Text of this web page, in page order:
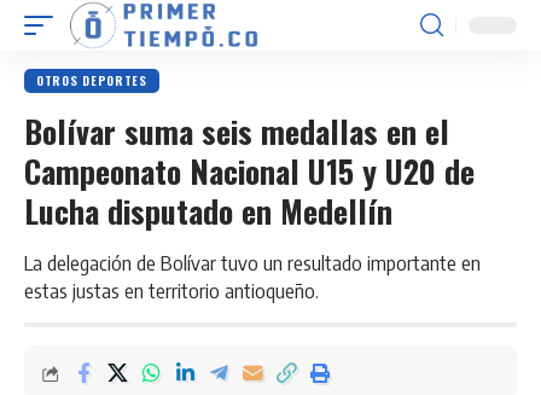
OTROS DEPORTES
Bolívar suma seis medallas en el
Campeonato Nacional U15 y U20 de
Lucha disputado en Medellín
La delegación de Bolívar tuvo un resultado importante en
estas justas en territorio antioqueño.